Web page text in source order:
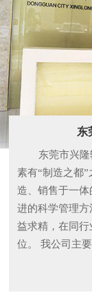
东
东莞市兴
素有“制造之都
造、销售于一
进的科学管理
益求精，在同
位。 我公司主